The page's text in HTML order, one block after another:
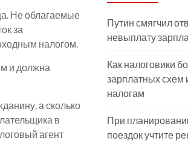
Не облагаемые
за
налогом.
и должна
а сколько
в
агент
Путин смягчил
невыплату
Как налоговики
зарплатных схем
налогам
При
поездок учтите